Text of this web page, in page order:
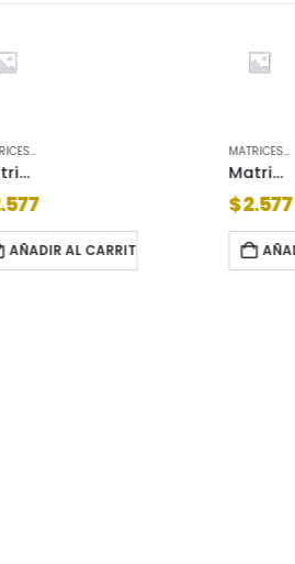
AÑADIR AL CARRITO